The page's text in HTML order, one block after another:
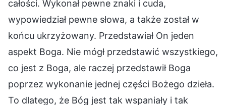
całości. Wykonał pewne znaki i cuda,
wypowiedział pewne słowa, a także został w
końcu ukrzyżowany. Przedstawiał On jeden
aspekt Boga. Nie mógł przedstawić wszystkiego,
co jest z Boga, ale raczej przedstawił Boga
poprzez wykonanie jednej części Bożego dzieła.
To dlatego, że Bóg jest tak wspaniały i tak